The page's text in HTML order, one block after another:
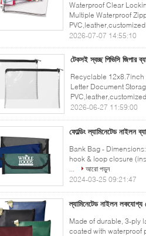
Waterproof Clear
Multiple Waterproof
PVC,leather,customized
2026-07-07 14:55:10
টেকসই স্বচ্ছ পিভিসি জিপার
Recyclable 12x8.7inch
Letter Document
2026-06-27 11:59:00
ফোল্ডিং ল্যামিনেটেড নাইলন
Bank Bag -
hook & loop closure
...
আরো পড়ুন
2024-03-25 09:21:47
ল্যামিনেটেড নাইলন লকযোগ্য
Made of durable, 3-ply
coated with waterproof